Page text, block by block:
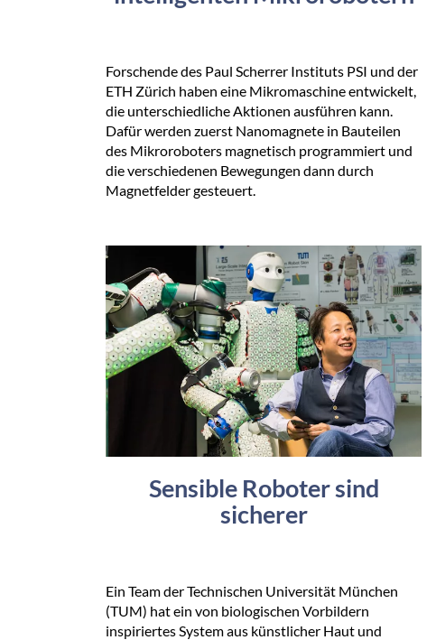
Forschende des Paul Scherrer Instituts PSI und der
ETH Zürich haben eine Mikromaschine entwickelt,
die unterschiedliche Aktionen ausführen kann.
Dafür werden zuerst Nanomagnete in Bauteilen
des Mikroroboters magnetisch programmiert und
die verschiedenen Bewegungen dann durch
Magnetfelder gesteuert.
Sensible Roboter sind
sicherer
Ein Team der Technischen Universität München
(TUM) hat ein von biologischen Vorbildern
inspiriertes System aus künstlicher Haut und